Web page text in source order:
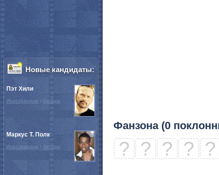
Фанзона (0
? ? ? ? ?
Новые кандидаты:
Пэт Хили
Иностранные / Актёры
Маркус Т. Полк
Иностранные / Актёры